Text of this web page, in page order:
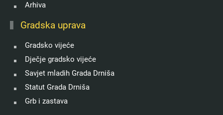
Arhiva
Gradska uprava
Gradsko vijeće
Dječje gradsko vijeće
Savjet mladih Grada Drniša
Statut Grada Drniša
Grb i zastava